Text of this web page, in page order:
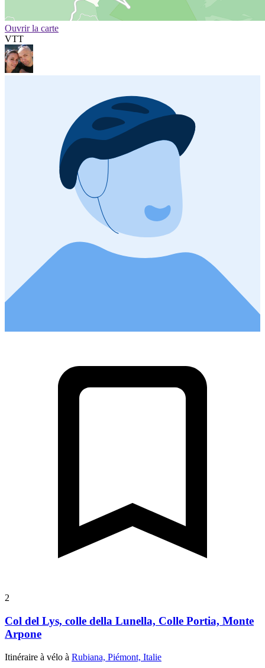
Ouvrir la carte
VTT
2
Col del Lys, colle della Lunella, Colle Portia, Monte
Arpone
Itinéraire à vélo à Rubiana, Piémont, Italie